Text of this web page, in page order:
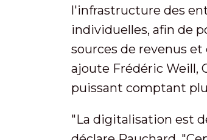
l'infrastructure des
individuelles, afin de
sources de revenus
ajoute Frédéric Weill,
puissant comptant
"La digitalisation est